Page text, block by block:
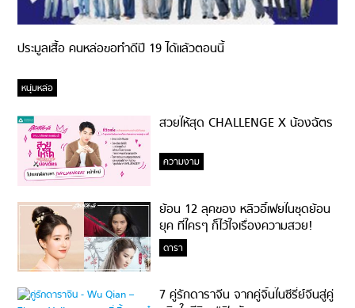
ประมูลเสื้อ คนหล่อขอทำดีปี 19 ได้แล้วตอนนี้
หนุ่มหล่อ
สวยให้สุด CHALLENGE X น้องฉัตร
ความงาม
ย้อน 12 ลุคของ หลิวอี้เฟยในชุดย้อน
ยุค ที่ใครๆ ก็ไว้ใจเรื่องความสวย!
ดารา
7 คู่รักดาราจีน จากคู่จิ้นในซีรี่ย์จีนสู่คู่